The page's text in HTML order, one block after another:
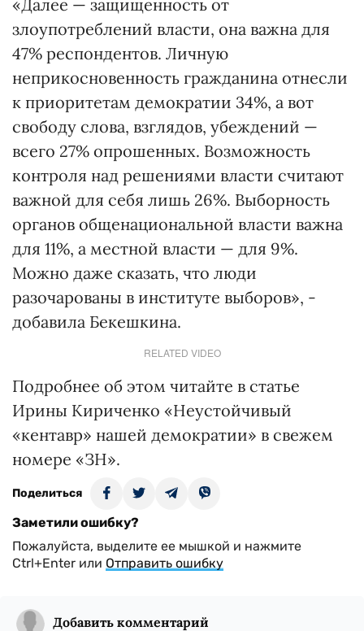
«Далее — защищенность от
злоупотреблений власти, она важна для
47% респондентов. Личную
неприкосновенность гражданина отнесли
к приоритетам демократии 34%, а вот
свободу слова, взглядов, убеждений —
всего 27% опрошенных. Возможность
контроля над решениями власти считают
важной для себя лишь 26%. Выборность
органов общенациональной власти важна
для 11%, а местной власти — для 9%.
Можно даже сказать, что люди
разочарованы в институте выборов», -
добавила Бекешкина.
RELATED VIDEO
Подробнее об этом читайте в статье
Ирины Кириченко «Неустойчивый
«кентавр» нашей демократии» в свежем
номере «ЗН».
Поделиться
Заметили ошибку?
Пожалуйста, выделите ее мышкой и нажмите
Ctrl+Enter или Отправить ошибку
Добавить комментарий